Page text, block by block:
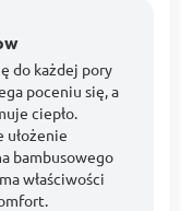
do każdej pory
poceniu się, a
ciepło.
ułożenie
bambusowego
właściwości